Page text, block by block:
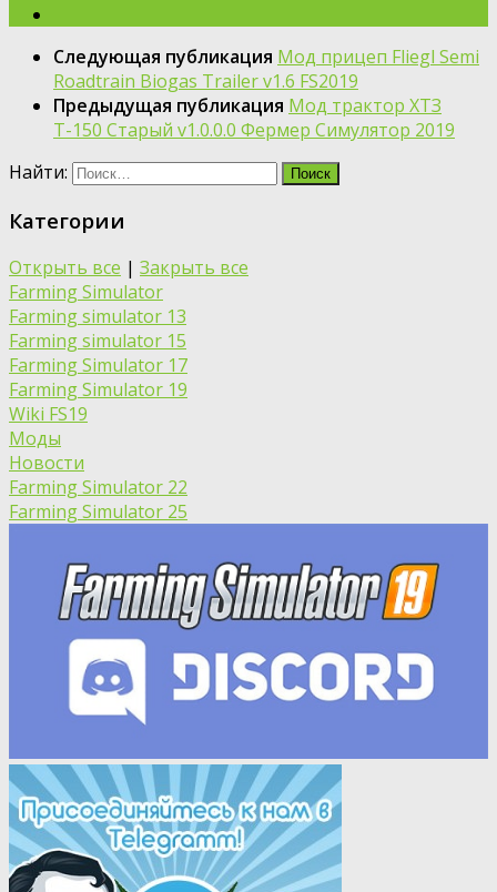
Следующая публикация Мод прицеп Fliegl Semi
Roadtrain Biogas Trailer v1.6 FS2019
Предыдущая публикация Мод трактор ХТЗ
Т-150 Старый v1.0.0.0 Фермер Симулятор 2019
Найти:
Категории
Открыть все | Закрыть все
Farming Simulator
Farming simulator 13
Farming simulator 15
Farming Simulator 17
Farming Simulator 19
Wiki FS19
Моды
Новости
Farming Simulator 22
Farming Simulator 25